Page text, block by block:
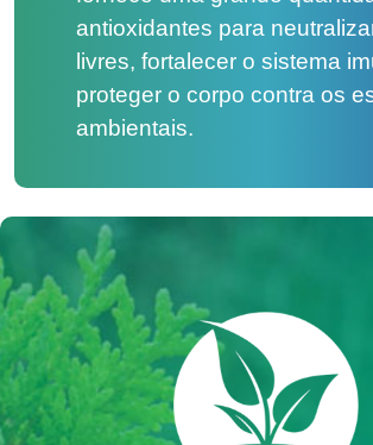
antioxidantes para
livres, fortalecer o sistema
proteger o corpo contra os
ambientais.